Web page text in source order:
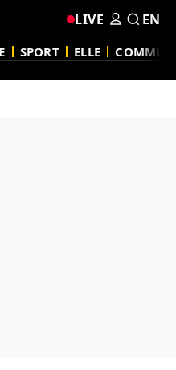
SPORT ELLE
LIVE EN